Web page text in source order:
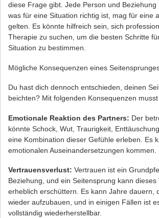
diese Frage gibt. Jede Person und Beziehung
was für eine Situation richtig ist, mag für eine
gelten. Es könnte hilfreich sein, sich
Therapie zu suchen, um die besten Schritte
Situation zu bestimmen.
Mögliche Konsequenzen eines
Du hast dich dennoch entschieden, deinen
beichten? Mit folgenden Konsequenzen
Emotionale Reaktion des Partners: Der
könnte Schock, Wut, Traurigkeit,
eine Kombination dieser Gefühle erleben. Es
emotionalen Auseinandersetzungen kommen.
Vertrauensverlust: Vertrauen ist ein
Beziehung, und ein Seitensprung kann dieses
erheblich erschüttern. Es kann Jahre dauern,
wieder aufzubauen, und in einigen Fällen ist
vollständig wiederherstellbar.